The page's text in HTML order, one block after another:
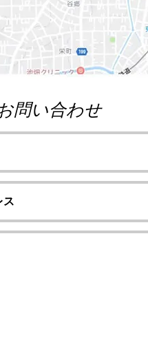
険などどんなことでも、
問い合わせ